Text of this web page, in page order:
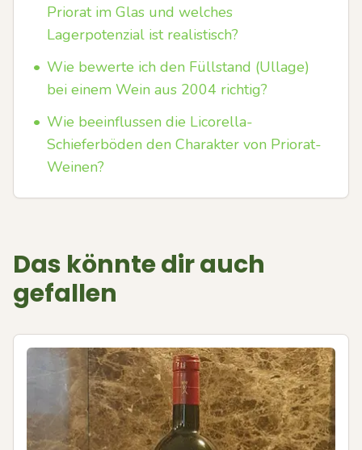
Priorat im Glas und welches
Lagerpotenzial ist realistisch?
• Wie bewerte ich den Füllstand (Ullage)
bei einem Wein aus 2004 richtig?
• Wie beeinflussen die Licorella-
Schieferböden den Charakter von Priorat-
Weinen?
Das könnte dir auch
gefallen